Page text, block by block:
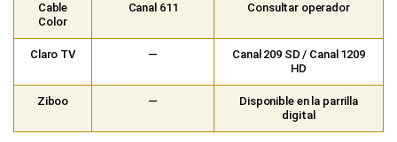
Cable
Color
Canal 611 Consultar operador
Claro TV —
Canal 209 SD / Canal 1209
HD
Ziboo —
Disponible en la parrilla
digital